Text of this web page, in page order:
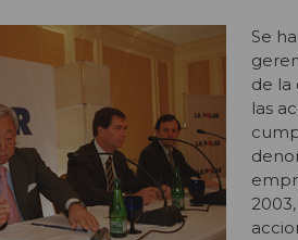
Se
de la
las